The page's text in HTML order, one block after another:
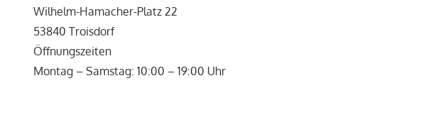
Wilhelm-Hamacher-Platz 22
53840 Troisdorf
Öffnungszeiten
Montag – Samstag: 10:00 – 19:00 Uhr